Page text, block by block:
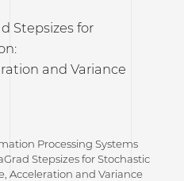
Stepsizes for
and Variance
Processing Systems
Stepsizes for Stochastic
Acceleration and Variance